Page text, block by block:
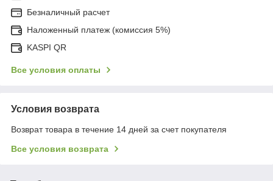
Безналичный расчет
Наложенный платеж (комиссия 5%)
KASPI QR
Все условия оплаты
Условия возврата
Возврат товара в течение 14 дней за счет покупателя
Все условия возврата